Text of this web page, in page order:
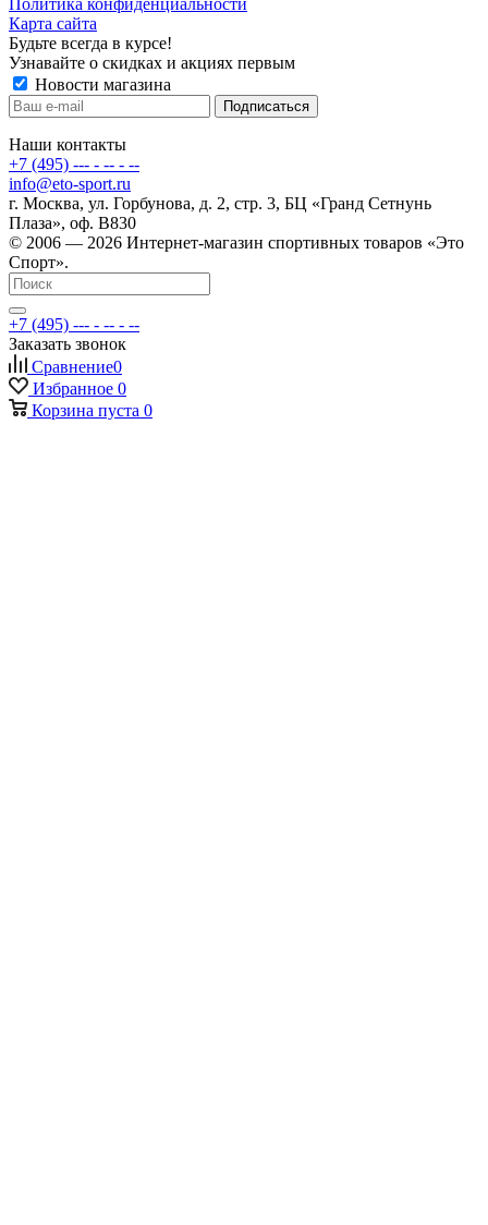
Карта сайта
Будьте всегда в курсе!
Узнавайте о скидках и акциях первым
Новости магазина
Наши контакты
+7 (495) --- - -- - --
info@eto-sport.ru
г. Москва, ул. Горбунова, д. 2, стр. 3, БЦ «Гранд Сетнунь
Плаза», оф. В830
© 2006 — 2026 Интернет-магазин спортивных товаров «Это
Спорт».
+7 (495) --- - -- - --
Заказать звонок
Сравнение0
Избранное 0
Корзина пуста 0